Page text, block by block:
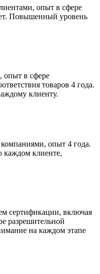
опыт в сфере
Повышенный уровень
опыт в сфере
товаров 4 года.
клиенту.
опыт 4 года.
каждом клиенте,
сертификации, включая
разрешительной
на каждом этапе